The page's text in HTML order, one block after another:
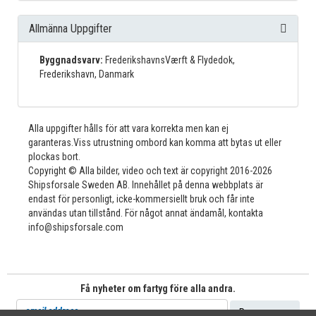
Allmänna Uppgifter
Byggnadsvarv: FrederikshavnsVærft & Flydedok,
Frederikshavn, Danmark
Alla uppgifter hålls för att vara korrekta men kan ej
garanteras.Viss utrustning ombord kan komma att bytas ut eller
plockas bort.
Copyright © Alla bilder, video och text är copyright 2016-2026
Shipsforsale Sweden AB. Innehållet på denna webbplats är
endast för personligt, icke-kommersiellt bruk och får inte
användas utan tillstånd. För något annat ändamål, kontakta
info@shipsforsale.com
Få nyheter om fartyg före alla andra.